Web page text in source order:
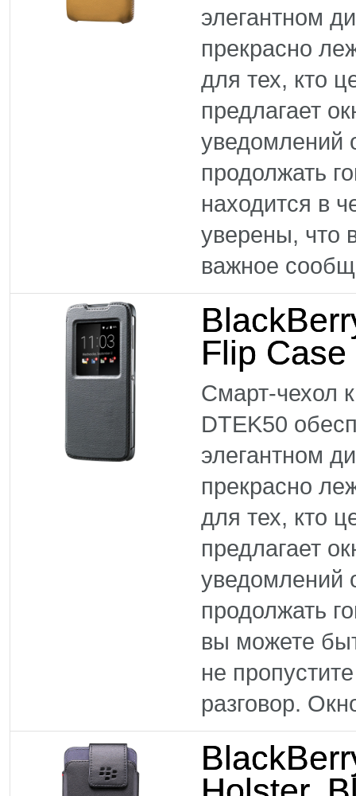
элегантном
прекрасно
для тех, кто
предлагает
уведомлений
продолжать
находится в
уверены, что
важное
Flip Case
Смарт-чехол
DTEK50
элегантном
прекрасно
для тех, кто
предлагает
уведомлений
продолжать
вы можете
не
разговор.